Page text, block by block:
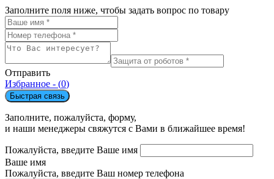
Заполните поля ниже, чтобы задать вопрос по товару
Отправить
Избранное - (0)
Быстрая связь
Заполните, пожалуйста, форму,
и наши менеджеры свяжутся с Вами в ближайшее время!
Пожалуйста, введите Ваше имя
Ваше имя
Пожалуйста, введите Ваш номер телефона